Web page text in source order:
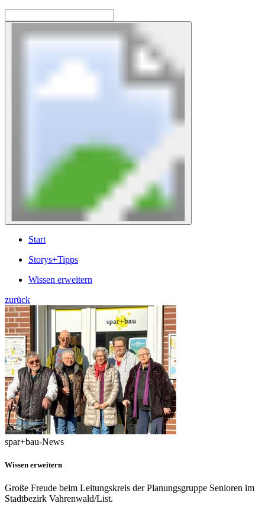
Start
Storys+Tipps
Wissen erweitern
zurück
spar+bau-News
Wissen erweitern
Große Freude beim Leitungskreis der Planungsgruppe Senioren im
Stadtbezirk Vahrenwald/List.